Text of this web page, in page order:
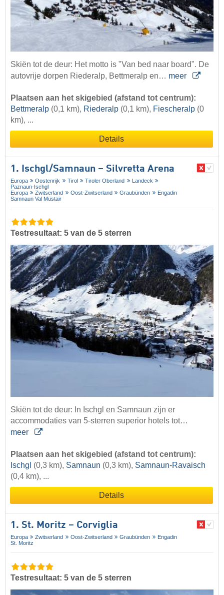
Skiën tot de deur: Het motto is "Van bed naar board". De
autovrije dorpen Riederalp, Bettmeralp en… meer
Plaatsen aan het skigebied (afstand tot centrum):
Bettmeralp (0,1 km), Riederalp (0,1 km), Fiescheralp (0
km), ...
Details
1. Ischgl/​Samnaun – Silvretta Arena
Europa Oostenrijk Tirol Tiroler Oberland
Landeck
Paznaun-Ischgl
Europa
Zwitserland Oost-Zwitserland Graubünden
Engadin
Samnaun Val Müstair
Testresultaat: 5 van de 5 sterren
Skiën tot de deur: In Ischgl en Samnaun zijn er
accommodaties van 5-sterren superior hotels tot…
meer
Plaatsen aan het skigebied (afstand tot centrum):
Ischgl (0,3 km), Samnaun (0,3 km), Samnaun-Ravaisch
(0,4 km), ...
Details
1. St. Moritz – Corviglia
Europa Zwitserland Oost-Zwitserland Graubünden
Engadin
St. Moritz
Testresultaat: 5 van de 5 sterren